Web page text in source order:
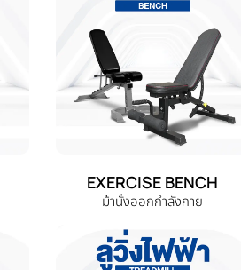
EXERCISE BENCH
ม้านั่งออกกำลังกาย